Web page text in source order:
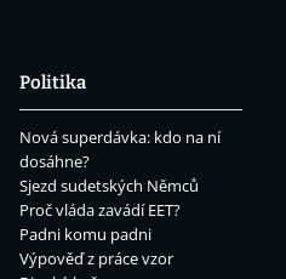
Politika
Nová superdávka: kdo na ní
dosáhne?
Sjezd sudetských Němců
Proč vláda zavádí EET?
Padni komu padni
Výpověď z práce vzor